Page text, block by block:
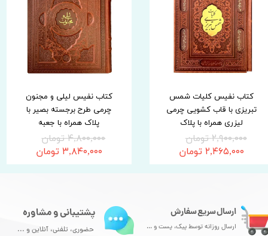
کتاب نفیس کلیات شمس
تبریزی با قاب کشویی چرمی
لیزری همراه با پلاک
۲,۹۰۰,۰۰۰ تومان
۲,۴۶۵,۰۰۰ تومان
کتاب نفیس لیلی و مجنون
چرمی طرح برجسته بصیر با
پلاک همراه با جعبه
۴,۸۰۰,۰۰۰ تومان
۳,۸۴۰,۰۰۰ تومان
ارسال سریع سفارش
ارسال روزانه توسط پیک، پست و ...
پشتیبانی و مشاوره
حضوری، تلفنی، آنلاین و ...